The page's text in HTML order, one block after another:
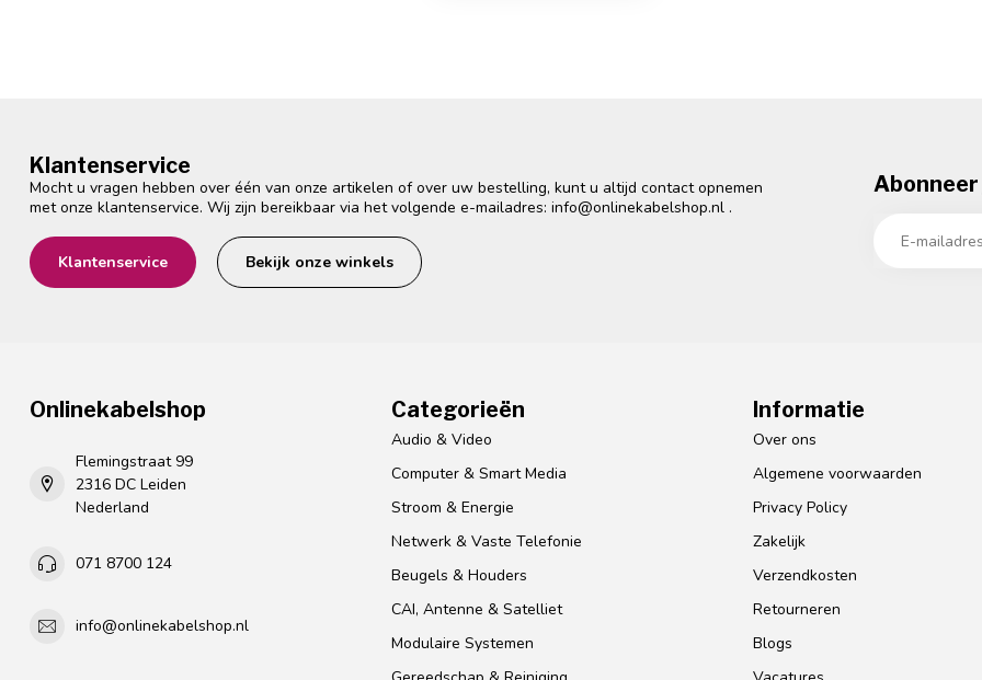
Klantenservice
Mocht u vragen hebben over één van onze artikelen of over uw bestelling, kunt u altijd contact opnemen
met onze klantenservice. Wij zijn bereikbaar via het volgende e-mailadres: info@onlinekabelshop.nl .
Klantenservice Bekijk onze winkels
Onlinekabelshop
Flemingstraat 99
2316 DC Leiden
Nederland
071 8700 124
info@onlinekabelshop.nl
Categorieën
Audio & Video
Computer & Smart Media
Stroom & Energie
Netwerk & Vaste Telefonie
Beugels & Houders
CAI, Antenne & Satelliet
Modulaire Systemen
Informatie
Over ons
Algemene voorwaarden
Privacy Policy
Zakelijk
Verzendkosten
Retourneren
Blogs